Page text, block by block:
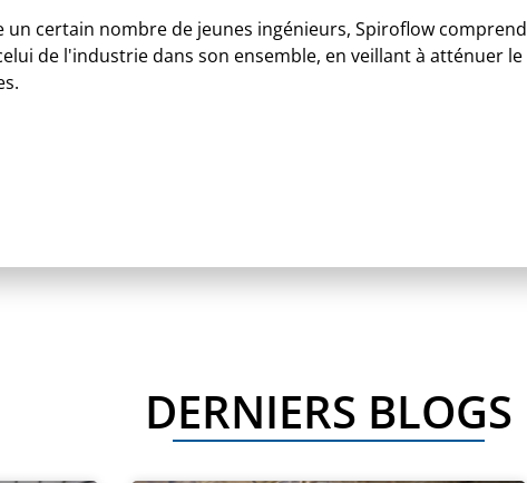
certain nombre de jeunes ingénieurs, Spiroflow comprend
de l'industrie dans son ensemble, en veillant à atténuer le
DERNIERS BLOGS